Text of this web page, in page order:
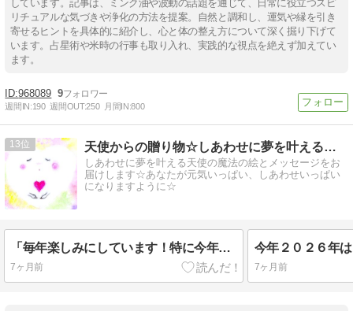
しています。記事は、ミンク油や波動の話題を通じて、日常に役立つスピ
リチュアルな気づきや浄化の方法を提案。自然と調和し、運気や縁を引き
寄せるヒントを具体的に紹介し、心と体の整え方について深く掘り下げて
います。占星術や米時の行事も取り入れ、実践的な視点を絶えず加えてい
ます。
968089 9
週間IN:190 週間OUT:250 月間IN:800
13 天使からの贈り物☆しあわせに夢を叶える魔法の絵とメッセージ☆
しあわせに夢を叶える天使の魔法の絵とメッセージをお
届けします☆あなたが元気いっぱい、しあわせいっぱい
になりますように☆
「毎年楽しみにしています！特に今年は○○が素敵なイラストだと感じました」天使のカレンダーの感想☆
7ヶ月前
今年２０２６年
7ヶ月前